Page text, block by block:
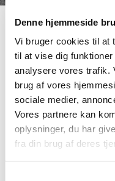
Denne hjemmeside
Vi bruger cookies til at
til at vise dig
analysere vores trafik.
brug af vores
sociale medier,
Vores partnere kan
oplysninger, du har
fra din brug af deres
er
Hvert år i januar-
Asnæs Skole til at